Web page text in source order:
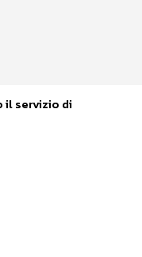
il servizio di